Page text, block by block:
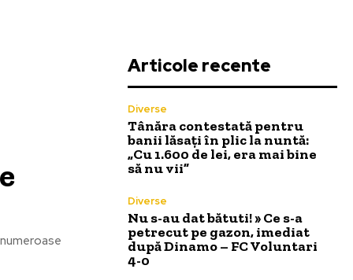
Articole recente
Diverse
Tânăra contestată pentru
banii lăsați în plic la nuntă:
„Cu 1.600 de lei, era mai bine
să nu vii”
Diverse
Nu s-au dat bătuti! » Ce s-a
petrecut pe gazon, imediat
după Dinamo – FC Voluntari
4-0